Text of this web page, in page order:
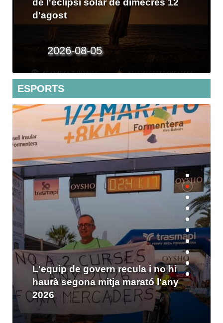
Formentera
2026-07-27
ESPORTS
Els socialistes no volen dues
mitges maratons per a l'illa al 2026